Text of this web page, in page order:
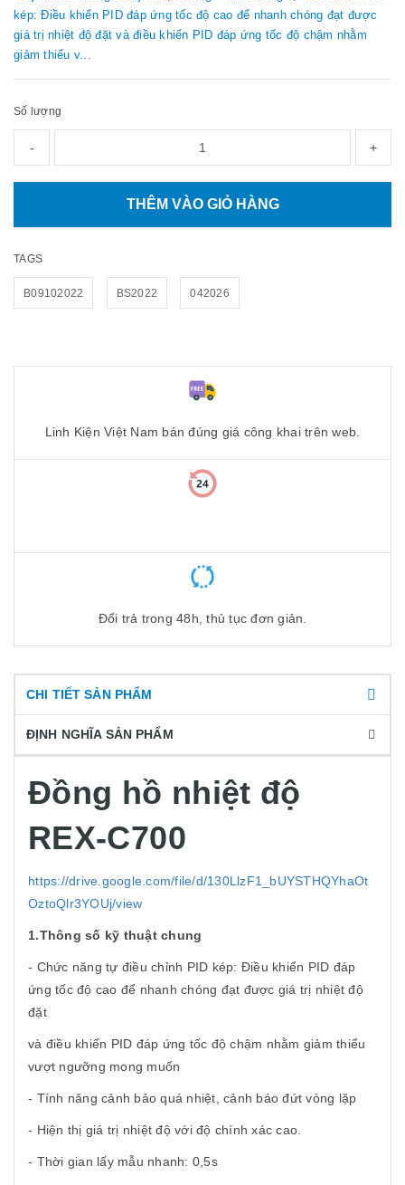
kép: Điều khiển PID đáp ứng tốc độ cao để nhanh chóng đạt được
giá trị nhiệt độ đặt và điều khiển PID đáp ứng tốc độ chậm nhằm
giảm thiểu v...
Số lượng
- +
THÊM VÀO GIỎ HÀNG
TAGS
B09102022 BS2022 042026
Linh Kiện Việt Nam bán đúng giá công khai trên web.
Đổi trả trong 48h, thủ tục đơn giản.
CHI TIẾT SẢN PHẨM
ĐỊNH NGHĨA SẢN PHẨM
Đồng hồ nhiệt độ
REX-C700
https://drive.google.com/file/d/130LlzF1_bUYSTHQYhaOt
OztoQlr3YOUj/view
1.Thông số kỹ thuật chung
- Chức năng tự điều chỉnh PID kép: Điều khiển PID đáp
ứng tốc độ cao để nhanh chóng đạt được giá trị nhiệt độ
đặt
và điều khiển PID đáp ứng tốc độ chậm nhằm giảm thiểu
vượt ngưỡng mong muốn
- Tính năng cảnh bảo quá nhiệt, cảnh báo đứt vòng lặp
- Hiện thị giá trị nhiệt độ với độ chính xác cao.
- Thời gian lấy mẫu nhanh: 0,5s